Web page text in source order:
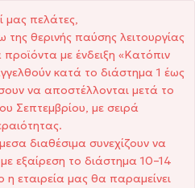
μας πελάτες,
θερινής παύσης λειτουργίας
με ένδειξη «Κατόπιν
κατά το διάστημα 1 έως
να αποστέλλονται μετά το
Σεπτεμβρίου, με σειρά
διαθέσιμα συνεχίζουν να
εξαίρεση το διάστημα 10–14
εταιρεία μας θα παραμείνει